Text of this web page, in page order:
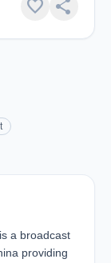
favorite share
a broadcast
providing